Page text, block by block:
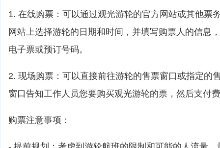
1. 在线购票：可以通过观光游轮的官方网站或其他票
网站上选择游轮的日期和时间，并填写购票人的信息
电子票或预订号码。
2. 现场购票：可以直接前往游轮的售票窗口或指定的
窗口告知工作人员您要购买观光游轮的票，然后支付
购票注意事项：